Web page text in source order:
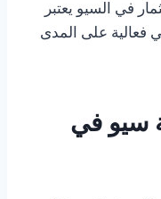
في السيو يعتبر
فعالية على المدى
سيو في